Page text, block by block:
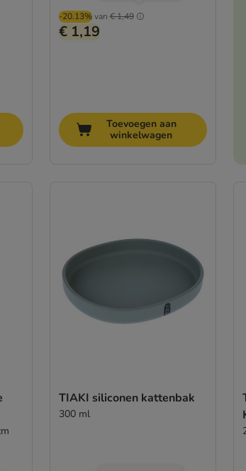
-20.13% van € 1,49
€ 1,19
Toevoegen aan
winkelwagen
TIAKI siliconen kattenbak
300 ml